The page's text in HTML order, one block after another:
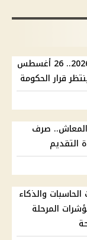
إجازة المولد النبوي الشريف 2026.. 26 أغسطس
قرار الحكومة
صرف
التقديم
2026.. كليات الحاسبات والذكاء
المرحلة